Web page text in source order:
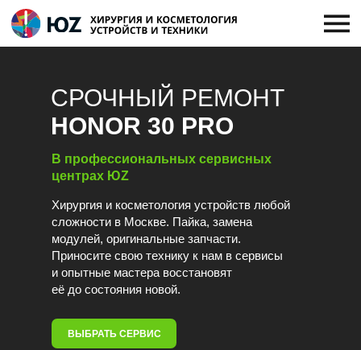
Хирургия и косметология устройств любой
сложности в Москве. Пайка, замена
модулей, оригинальные запчасти.
Приносите свою технику к нам в сервисы
и опытные мастера восстановят
её до состояния новой.
В профессиональных сервисных
центрах ЮZ
ВЫБРАТЬ СЕРВИС
СРОЧНЫЙ РЕМОНТ
HONOR 30 PRO